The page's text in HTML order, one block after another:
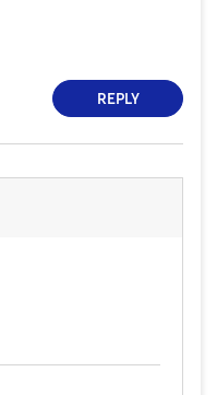
REPLY